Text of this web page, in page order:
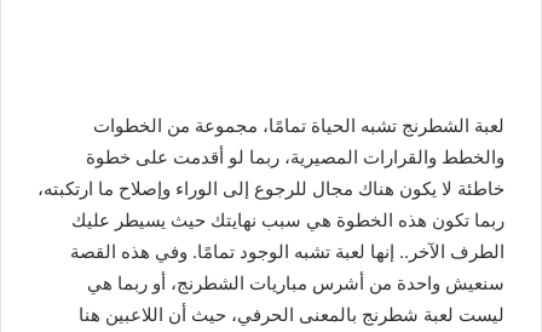
لعبة الشطرنج تشبه الحياة تمامًا، مجموعة من الخطوات
والخطط والقرارات المصيرية، ربما لو أقدمت على خطوة
خاطئة لا يكون هناك مجال للرجوع إلى الوراء وإصلاح ما ارتكبته،
ربما تكون هذه الخطوة هي سبب نهايتك حيث يسيطر عليك
الطرف الآخر.. إنها لعبة تشبه الوجود تمامًا. وفي هذه القصة
سنعيش واحدة من أشرس مباريات الشطرنج، أو ربما هي
ليست لعبة شطرنج بالمعنى الحرفي، حيث أن اللاعبين هنا